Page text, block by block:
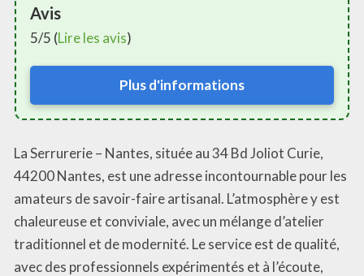
Avis
5/5 (Lire les avis)
Plus d'informations
La Serrurerie – Nantes, située au 34 Bd Joliot Curie,
44200 Nantes, est une adresse incontournable pour les
amateurs de savoir-faire artisanal. L’atmosphère y est
chaleureuse et conviviale, avec un mélange d’atelier
traditionnel et de modernité. Le service est de qualité,
avec des professionnels expérimentés et à l’écoute,